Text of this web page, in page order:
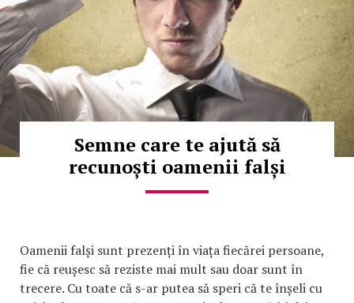
Semne care te ajută să
recunoști oamenii falși
Oamenii falși sunt prezenți în viața fiecărei persoane,
fie că reușesc să reziste mai mult sau doar sunt în
trecere. Cu toate că s-ar putea să speri că te înșeli cu